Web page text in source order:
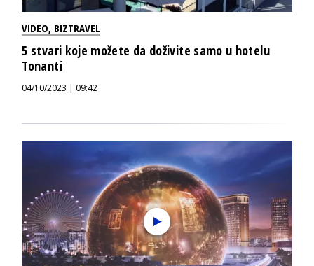
VIDEO, BIZTRAVEL
5 stvari koje možete da doživite samo u hotelu
Tonanti
04/10/2023 | 09:42